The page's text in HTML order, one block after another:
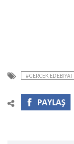
#GERCEK EDEBIYAT